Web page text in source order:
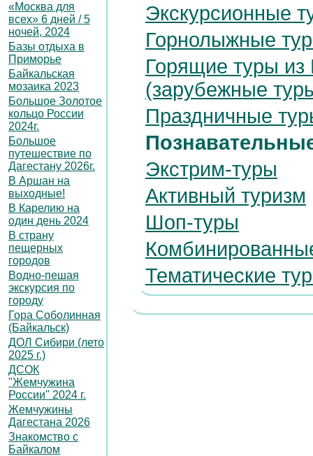
Экскурсионные
Горнолыжные
Горящие туры из
(зарубежные
Праздничные
Экстрим-туры
Активный туризм
Шоп-туры
Тематические
«Москва для
всех» 6 дней / 5
ночей, 2024
Базы отдыха в
Приморье
Байкальская
мозаика 2023
Большое Золотое
кольцо России
2024г.
Большое
путешествие по
Дагестану 2026г.
В Аршан на
выходные!
В Карелию на
один день 2024
В страну
пещерных
городов
Водно-пешая
экскурсия по
городу
Гора Соболинная
(Байкальск)
ДОЛ Сибири (лето
2025 г.)
ДСОК
"Жемчужина
России" 2024 г.
Жемчужины
Дагестана 2026
Знакомство с
Байкалом